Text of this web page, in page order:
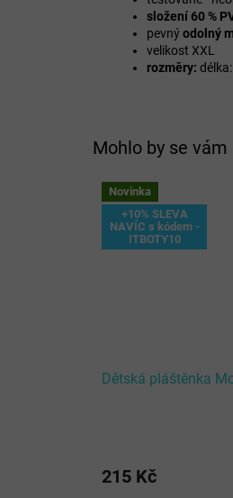
Mohlo by se
Novinka
+10% SLEVA
NAVÍC s kódem -
ITBOTY10
Dětská pláštěnka
215 Kč
složení 60 %
pevnýodolný
velikost XXL
rozměry: